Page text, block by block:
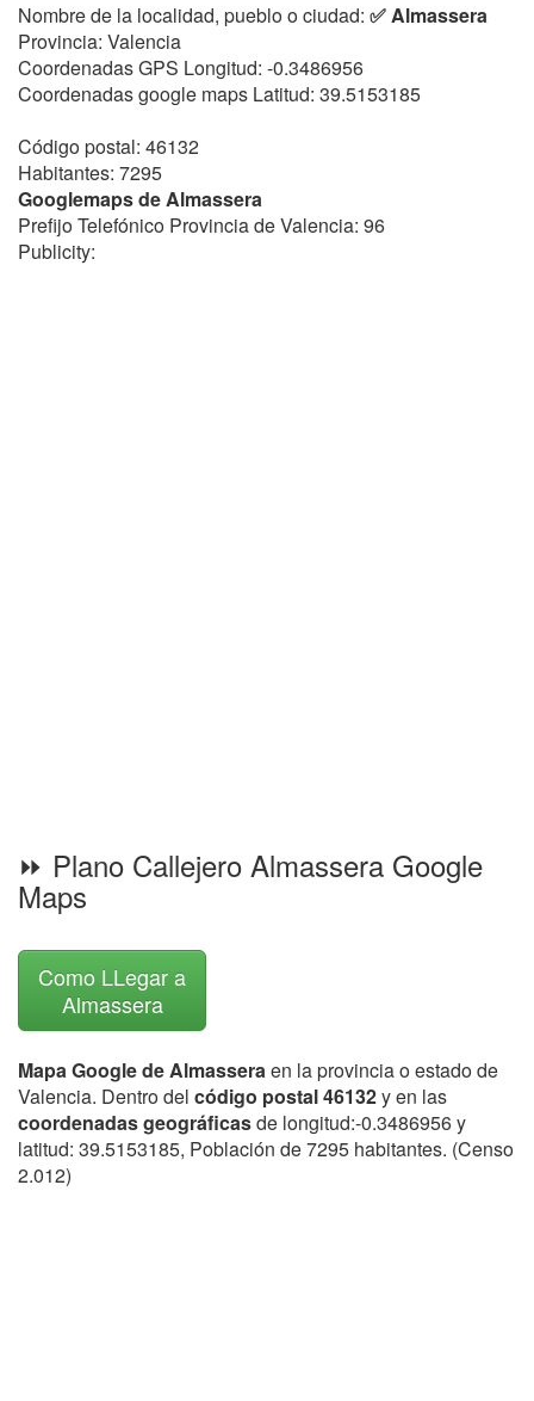
Nombre de la localidad, pueblo o ciudad: ✅ Almassera
Provincia: Valencia
Coordenadas GPS Longitud: -0.3486956
Coordenadas google maps Latitud: 39.5153185
Código postal: 46132
Habitantes: 7295
Googlemaps de Almassera
Prefijo Telefónico Provincia de Valencia: 96
Publicity:
⏩ Plano Callejero Almassera Google
Maps
Como LLegar a
Almassera
Mapa Google de Almasseraen la provincia o estado de
Valencia. Dentro del código postal 46132y en las
coordenadas geográficasde longitud:-0.3486956 y
latitud: 39.5153185, Población de 7295 habitantes. (Censo
2.012)